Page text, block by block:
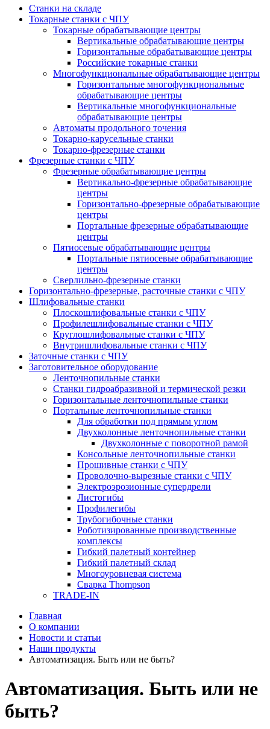
Станки на складе
Токарные станки с ЧПУ
Токарные обрабатывающие центры
Вертикальные обрабатывающие центры
Горизонтальные обрабатывающие центры
Российские токарные станки
Многофункциональные обрабатывающие центры
Горизонтальные многофункциональные
обрабатывающие центры
Вертикальные многофункциональные
обрабатывающие центры
Автоматы продольного точения
Токарно-карусельные станки
Токарно-фрезерные станки
Фрезерные станки с ЧПУ
Фрезерные обрабатывающие центры
Вертикально-фрезерные обрабатывающие
центры
Горизонтально-фрезерные обрабатывающие
центры
Портальные фрезерные обрабатывающие
центры
Пятиосевые обрабатывающие центры
Портальные пятиосевые обрабатывающие
центры
Сверлильно-фрезерные станки
Горизонтально-фрезерные, расточные станки с ЧПУ
Шлифовальные станки
Плоскошлифовальные станки с ЧПУ
Профилешлифовальные станки с ЧПУ
Круглошлифовальные станки с ЧПУ
Внутришлифовальные станки с ЧПУ
Заточные станки с ЧПУ
Заготовительное оборудование
Ленточнопильные станки
Станки гидроабразивной и термической резки
Горизонтальные ленточнопильные станки
Портальные ленточнопильные станки
Для обработки под прямым углом
Двухколонные ленточнопильные станки
Двухколонные с поворотной рамой
Консольные ленточнопильные станки
Прошивные станки с ЧПУ
Проволочно-вырезные станки с ЧПУ
Электроэрозионные супердрели
Листогибы
Профилегибы
Трубогибочные станки
Роботизированные производственные
комплексы
Гибкий палетный контейнер
Гибкий палетный склад
Многоуровневая система
Сварка Thompson
TRADE-IN
Главная
О компании
Новости и статьи
Наши продукты
Автоматизация. Быть или не быть?
Автоматизация. Быть или не
быть?